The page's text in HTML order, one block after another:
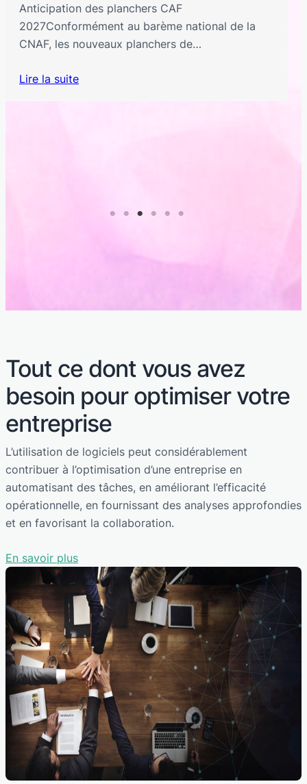
de la prise en charge du taux horaire,…
Lire la suite
Tout ce dont vous avez
besoin pour optimiser votre
entreprise
L’utilisation de logiciels peut considérablement
contribuer à l’optimisation d’une entreprise en
automatisant des tâches, en améliorant l’efficacité
opérationnelle, en fournissant des analyses approfondies
et en favorisant la collaboration.
En savoir plus